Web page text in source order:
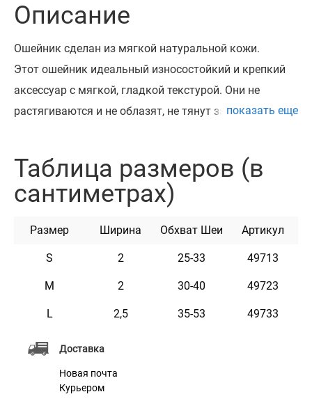
Доставка
Новая почта
Курьером
Описание
Ошейник сделан из мягкой натуральной кожи.
Этот ошейник идеальный износостойкий и крепкий
аксессуар с мягкой, гладкой текстурой. Они не
растягиваются и не облазят, не тянут за шерсть и не
длительной службы ошейника. Его можно
использовать как дома, так и на улице во время
надежным креплением для поводка. Подходит для
любых пород собак.
показать еще
Таблица размеров (в
сантиметрах)
Размер Ширина Обхват Шеи Артикул
S 2 25-33 49713
M 2 30-40 49723
L 2,5 35-53 49733